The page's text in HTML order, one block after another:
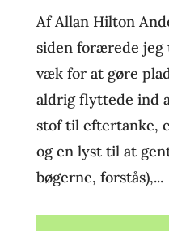
Af Allan Hilton
siden forærede jeg
væk for at gøre
aldrig flyttede ind
stof til eftertanke,
og en lyst til at
bøgerne, forstås),...